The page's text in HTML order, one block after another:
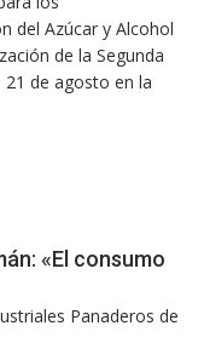
del Azúcar y Alcohol
de la Segunda
de agosto en la
«El consumo
Panaderos de